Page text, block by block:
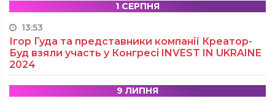
1 СЕРПНЯ
13:53
Ігор Гуда та представники компанії Креатор-
Буд взяли участь у Конгресі INVEST IN UKRAINE
2024
9 ЛИПНЯ